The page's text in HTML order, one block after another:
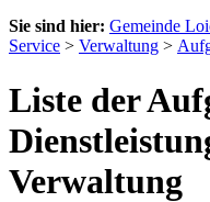
Sie sind hier: Gemeinde
Service > Verwaltung >
Liste der
Verwaltung